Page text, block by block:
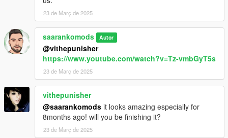
23 de Març de 2025
saarankomods Autor
@vithepunisher
https://www.youtube.com/watch?v=Tz-vmbGyT5s
23 de Març de 2025
vithepunisher
@saarankomods it looks amazing especially for
8months ago! will you be finishing it?
23 de Març de 2025